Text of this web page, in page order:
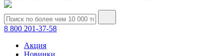
8 800 201-37-58
Акция
Новинки